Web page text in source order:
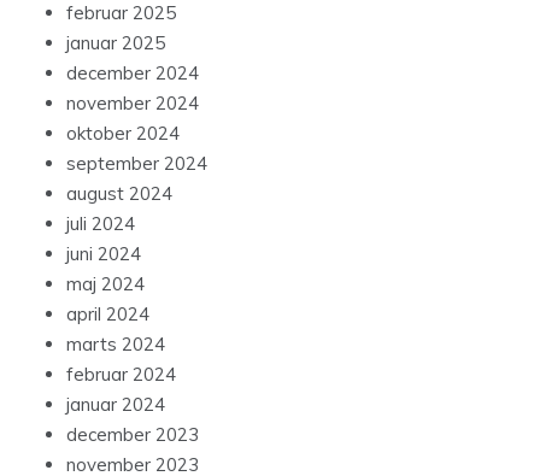
februar 2025
januar 2025
december 2024
november 2024
oktober 2024
september 2024
august 2024
juli 2024
juni 2024
maj 2024
april 2024
marts 2024
februar 2024
januar 2024
december 2023
november 2023